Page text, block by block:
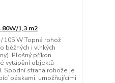
80W/1,3 m2
105 W Topná rohož
běžných i vlhkých
Plošný příkon
vytápění objektů
Spodní strana rohože je
páskami, umožňujícími